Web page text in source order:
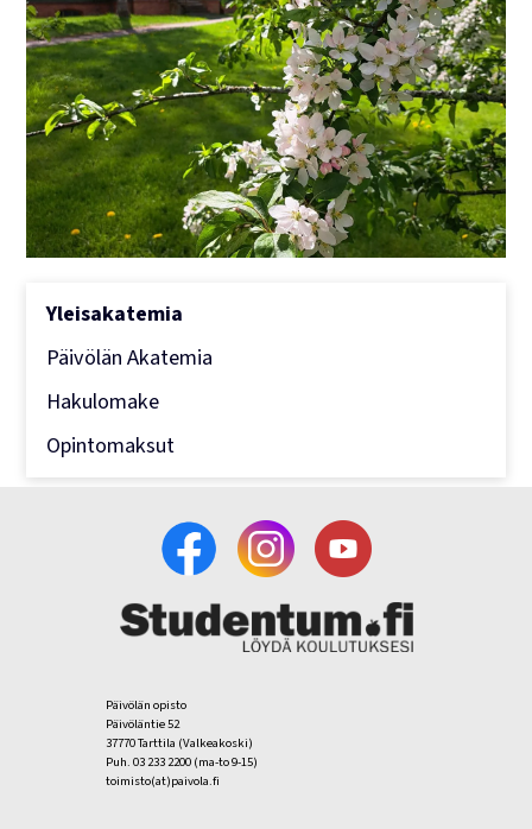
Yleisakatemia
Päivölän Akatemia
Hakulomake
Opintomaksut
Päivölän opisto
Päivöläntie 52
37770 Tarttila (Valkeakoski)
Puh. 03 233 2200 (ma-to 9-15)
toimisto(at)paivola.fi